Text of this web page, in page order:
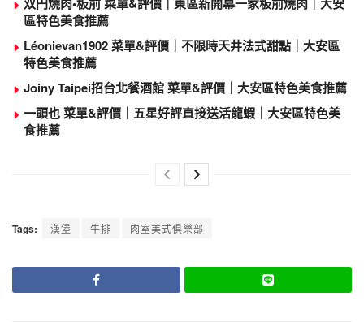
區特色美食推薦
Léonievan1902 菜單&評價｜不限時天井法式甜點｜大安區
特色美食推薦
Joiny Taipei招台北餐酒館 菜單&評價｜大安區特色美食推薦
一頭也 菜單&評價｜五星好評直接送活龍蝦｜大安區特色美
食推薦
Tags: 漢堡 牛排 肉室美式俱樂部